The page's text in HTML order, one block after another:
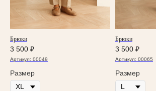
Брюки
3 500 ₽
Артикул: 00049
Размер
Брюки
3 500 ₽
Артикул: 00065
Размер
2025 © Yankich Все права защищены
Разработка сайта Татьяна Хоружева